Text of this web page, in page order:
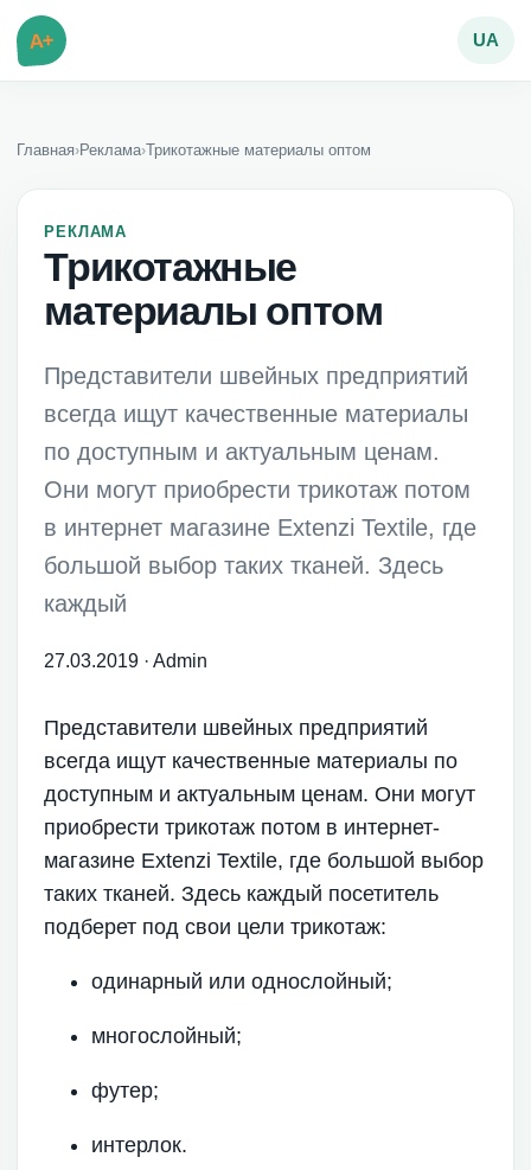
A+ UA
Главная›Реклама›Трикотажные материалы оптом
РЕКЛАМА
Трикотажные
материалы оптом
Представители швейных предприятий
всегда ищут качественные материалы
по доступным и актуальным ценам.
Они могут приобрести трикотаж потом
в интернет магазине Extenzi Textile, где
большой выбор таких тканей. Здесь
каждый
27.03.2019 ·Admin
Представители швейных предприятий
всегда ищут качественные материалы по
доступным и актуальным ценам. Они могут
приобрести трикотаж потом в интернет-
магазине Extenzi Textile, где большой выбор
таких тканей. Здесь каждый посетитель
подберет под свои цели трикотаж:
одинарный или однослойный;
многослойный;
футер;
интерлок.